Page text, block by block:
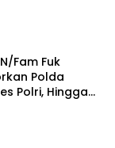
Fam Fuk
Polda
Polri, Hingga
UUN